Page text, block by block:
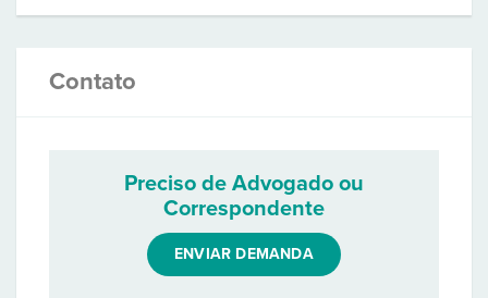
Contato
Preciso de Advogado ou
Correspondente
ENVIAR DEMANDA